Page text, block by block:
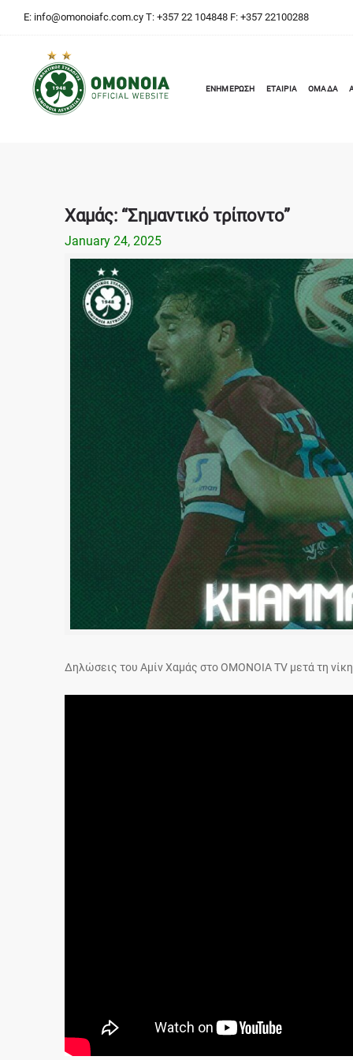
E: info@omonoiafc.com.cy T: +357 22 104848 F: +357 22100288
ΕΝΗΜΕΡΩΣΗ ΕΤΑΙΡΙΑ ΟΜΑΔΑ
Χαμάς: “Σημαντικό τρίποντο”
January 24, 2025
Δηλώσεις του Αμίν Χαμάς στο OMONOIA TV μετά τη